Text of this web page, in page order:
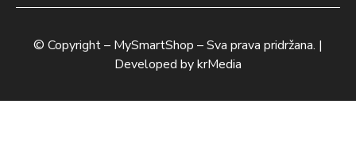
© Copyright – MySmartShop – Sva prava pridržana. |
Developed bykrMedia